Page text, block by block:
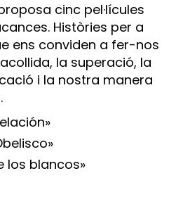
cinc pel·lícules
Històries per a
ens conviden a fer-nos
la superació, la
i la nostra manera
los blancos»